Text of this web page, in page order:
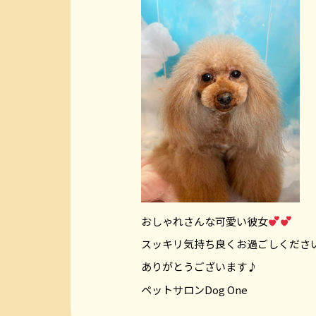
おしゃれさんな可愛い彼女
スッキリ気持ち良くお過ごしくださ
ありがとうございます♪
ペットサロンDog One